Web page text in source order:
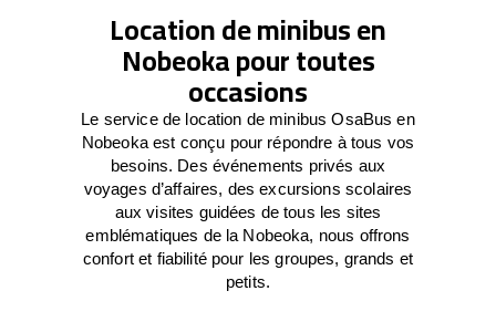
Location de minibus en
Nobeoka pour toutes
occasions
Le service de location de minibus OsaBus en
Nobeoka est conçu pour répondre à tous vos
besoins. Des événements privés aux
voyages d’affaires, des excursions scolaires
aux visites guidées de tous les sites
emblématiques de la Nobeoka, nous offrons
confort et fiabilité pour les groupes, grands et
petits.